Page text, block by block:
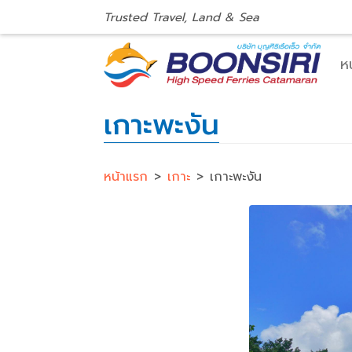
Trusted Travel, Land & Sea
เกาะพะงัน
หน้าแรก > เกาะ > เกาะพะงัน